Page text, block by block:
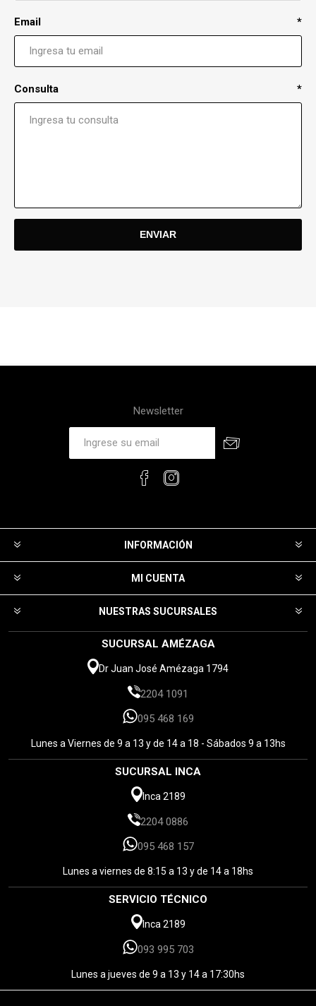
Email *
Consulta *
Newsletter
INFORMACIÓN
MI CUENTA
NUESTRAS SUCURSALES
SUCURSAL AMÉZAGA
Dr Juan José Amézaga 1794
2204 1091
095 468 169
Lunes a Viernes de 9 a 13 y de 14 a 18 - Sábados 9 a 13hs
SUCURSAL INCA
Inca 2189
2204 0886
095 468 157
Lunes a viernes de 8:15 a 13 y de 14 a 18hs
SERVICIO TÉCNICO
Inca 2189
093 995 703
Lunes a jueves de 9 a 13 y 14 a 17:30hs